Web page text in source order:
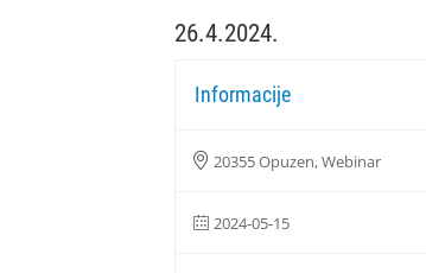
26.4.2024.
Informacije
20355 Opuzen, Webinar
2024-05-15